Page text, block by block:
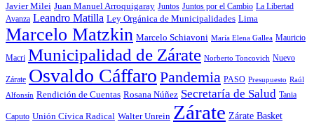
Javier Milei Juan Manuel Arroquigaray Juntos Juntos por el Cambio La Libertad
Avanza Leandro Matilla Ley Orgánica de Municipalidades Lima
Marcelo Matzkin Marcelo Schiavoni María Elena Gallea Mauricio
Macri Municipalidad de Zárate Norberto Toncovich Nuevo
Zárate Osvaldo Cáffaro Pandemia PASO Presupuesto Raúl
Alfonsín Rendición de Cuentas Rosana Núñez Secretaría de Salud Tania
Caputo Unión Cívica Radical Walter Unrein Zárate Zárate Basket